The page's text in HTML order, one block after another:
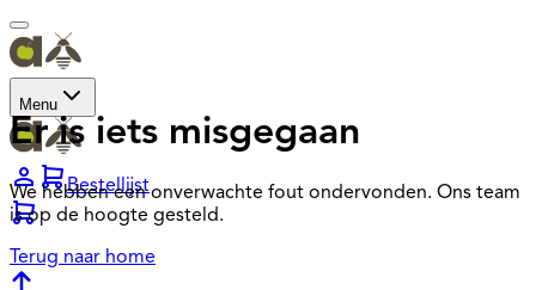
Menu
Bestellijst
Er is iets misgegaan
We hebben een onverwachte fout ondervonden. Ons team
is op de hoogte gesteld.
Terug naar home